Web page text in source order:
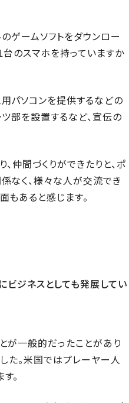
ゲームソフトをダウンロー
台のスマホを持っていますか
パソコンを提供するなどの
部を設置するなど、宣伝の
仲間づくりができたりと、ポ
なく、様々な人が交流でき
あると感じます。
ジネスとしても発展してい
が一般的だったことがあり
た。米国ではプレーヤー人
。